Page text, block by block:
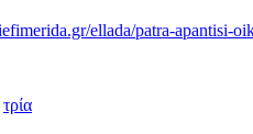
ellada/patra-apantisi-
τρία